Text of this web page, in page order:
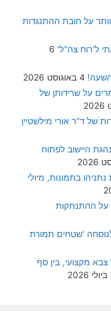
על חובת ההתנגדות
ל'רוח צה"ל' 6
השעה! 4 באוגוסט 2026
על שרידותן של
של ד"ר אורי מילשטיין
היישוב לפתוח
בתמונות, מיולי
על ההתנתקות
'שטחים תמורת
צבא מקצועי, בין סף